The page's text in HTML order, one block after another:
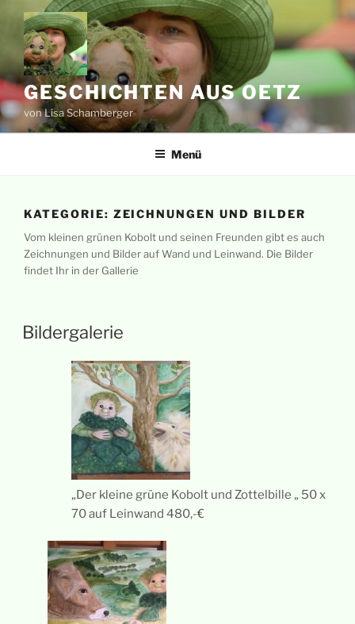
Zum
Inhalt
springen
GESCHICHTEN AUS OETZ
von Lisa Schamberger
Menü
KATEGORIE: ZEICHNUNGEN UND BILDER
Vom kleinen grünen Kobolt und seinen Freunden gibt es auch
Zeichnungen und Bilder auf Wand und Leinwand. Die Bilder
findet Ihr in der Gallerie
Bildergalerie
„Der kleine grüne Kobolt und Zottelbille „ 50 x
70 auf Leinwand 480,-€